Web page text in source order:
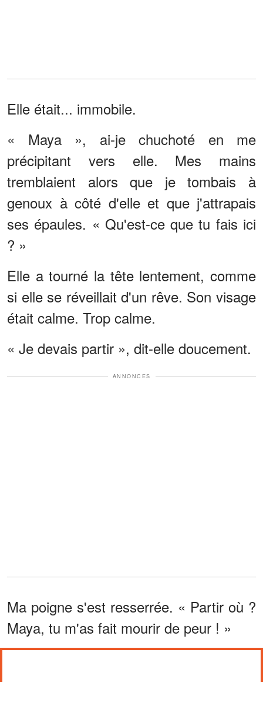
Elle était... immobile.
« Maya », ai-je chuchoté en me
précipitant vers elle. Mes mains
tremblaient alors que je tombais à
genoux à côté d'elle et que j'attrapais
ses épaules. « Qu'est-ce que tu fais ici
? »
Elle a tourné la tête lentement, comme
si elle se réveillait d'un rêve. Son visage
était calme. Trop calme.
« Je devais partir », dit-elle doucement.
ANNONCES
Ma poigne s'est resserrée. « Partir où ?
Maya, tu m'as fait mourir de peur ! »